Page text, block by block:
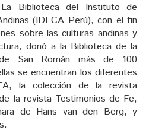
Biblioteca del Instituto de
(IDECA Perú), con el fin
sobre las culturas andinas y
donó a la Biblioteca de la
de San Román más de 100
se encuentran los diferentes
la colección de la revista
la revista Testimonios de Fe,
de Hans van den Berg, y